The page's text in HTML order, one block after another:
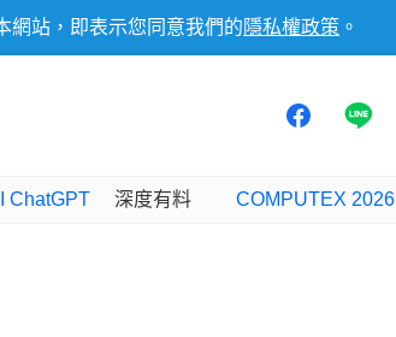
網站，即表示您同意我們的 隱私權政策 。
ChatGPT 深度有料 COMPUTEX 2026